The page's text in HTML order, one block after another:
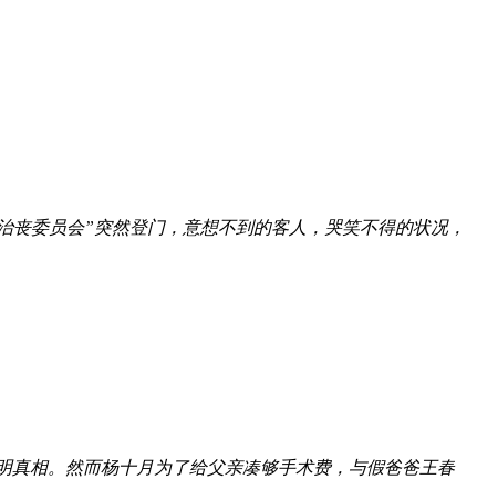
委员会”突然登门，意想不到的客人，哭笑不得的状况，
相。然而杨十月为了给父亲凑够手术费，与假爸爸王春